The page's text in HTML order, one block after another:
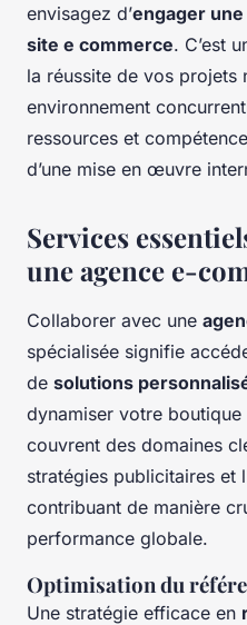
envisagez d’engager
site e commerce. C’est
la réussite de vos projets
environnement
ressources et
d’une mise en œuvre
Services
une agence e-
Collaborer avec une
spécialisée signifie
de solutions
dynamiser votre
couvrent des domaines
stratégies publicitaires et
contribuant de manière
performance globale.
Optimisation du
Une stratégie efficace en